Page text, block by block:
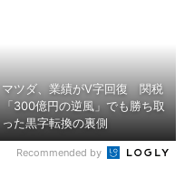
マツダ、業績がV字回復 関税
「300億円の逆風」でも勝ち取
った黒字転換の裏側
Recommended by